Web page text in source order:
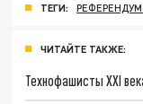
ТЕГИ:
ЧИТАЙТЕ ТАКЖЕ:
Технофашисты XXI